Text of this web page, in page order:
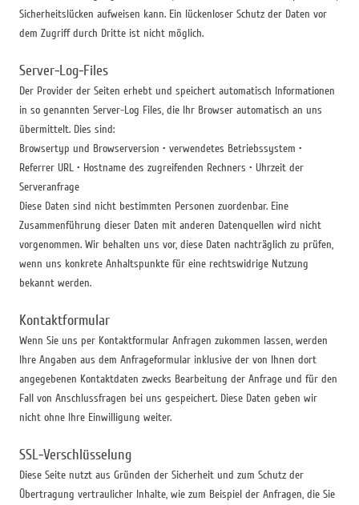
Sicherheitslücken aufweisen kann. Ein lückenloser Schutz der Daten vor
dem Zugriff durch Dritte ist nicht möglich.
Server-Log-Files
Der Provider der Seiten erhebt und speichert automatisch Informationen
in so genannten Server-Log Files, die Ihr Browser automatisch an uns
übermittelt. Dies sind:
Browsertyp und Browserversion • verwendetes Betriebssystem •
Referrer URL • Hostname des zugreifenden Rechners • Uhrzeit der
Serveranfrage
Diese Daten sind nicht bestimmten Personen zuordenbar. Eine
Zusammenführung dieser Daten mit anderen Datenquellen wird nicht
vorgenommen. Wir behalten uns vor, diese Daten nachträglich zu prüfen,
wenn uns konkrete Anhaltspunkte für eine rechtswidrige Nutzung
bekannt werden.
Kontaktformular
Wenn Sie uns per Kontaktformular Anfragen zukommen lassen, werden
Ihre Angaben aus dem Anfrageformular inklusive der von Ihnen dort
angegebenen Kontaktdaten zwecks Bearbeitung der Anfrage und für den
Fall von Anschlussfragen bei uns gespeichert. Diese Daten geben wir
nicht ohne Ihre Einwilligung weiter.
SSL-Verschlüsselung
Diese Seite nutzt aus Gründen der Sicherheit und zum Schutz der
Übertragung vertraulicher Inhalte, wie zum Beispiel der Anfragen, die Sie